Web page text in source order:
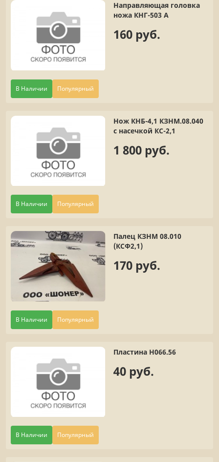
В Наличии Популярный
Направляющая головка
ножа КНГ-503 А
160 руб.
В Наличии Популярный
Нож КНБ-4,1 КЗНМ.08.040
с насечкой КС-2,1
1 800 руб.
В Наличии Популярный
Палец КЗНМ 08.010
(КСФ2,1)
170 руб.
В Наличии Популярный
Пластина Н066.56
40 руб.